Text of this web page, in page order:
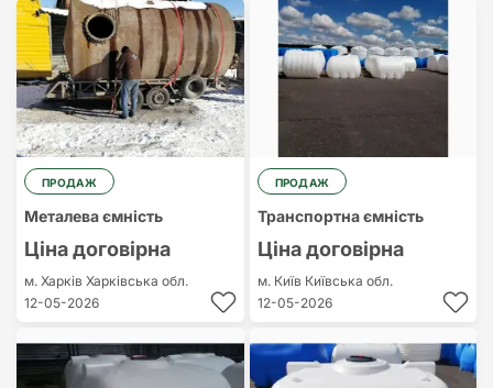
ПРОДАЖ
Металева ємність
Ціна договірна
м. Харків Харківська обл.
12-05-2026
ПРОДАЖ
Транспортна ємність
Ціна договірна
м. Київ Київська обл.
12-05-2026